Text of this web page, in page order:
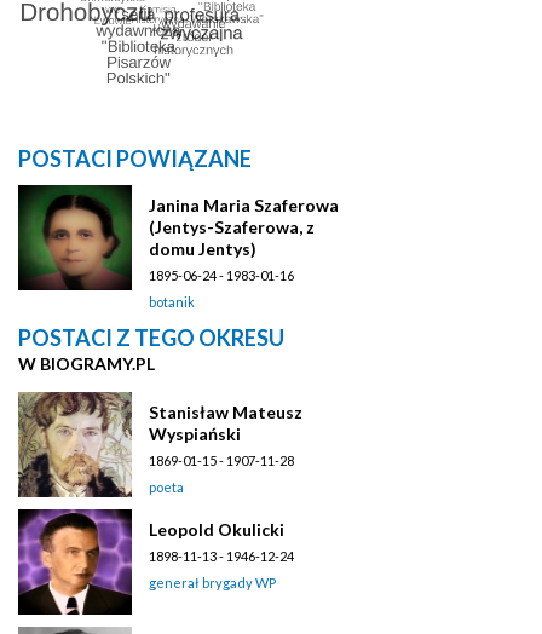
POSTACI POWIĄZANE
Janina Maria Szaferowa
(Jentys-Szaferowa, z
domu Jentys)
1895-06-24 - 1983-01-16
botanik
POSTACI Z TEGO OKRESU
W BIOGRAMY.PL
Stanisław Mateusz
Wyspiański
1869-01-15 - 1907-11-28
poeta
Leopold Okulicki
1898-11-13 - 1946-12-24
generał brygady WP